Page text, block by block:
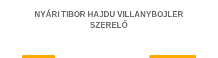
NYÁRI TIBOR HAJDU VILLANYBOJLER
SZERELŐ